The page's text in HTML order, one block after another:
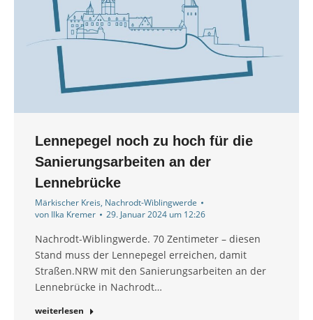
Lennepegel noch zu hoch für die
Sanierungsarbeiten an der
Lennebrücke
Märkischer Kreis, Nachrodt-Wiblingwerde
von Ilka Kremer 29. Januar 2024 um 12:26
Nachrodt-Wiblingwerde. 70 Zentimeter – diesen
Stand muss der Lennepegel erreichen, damit
Straßen.NRW mit den Sanierungsarbeiten an der
Lennebrücke in Nachrodt…
weiterlesen